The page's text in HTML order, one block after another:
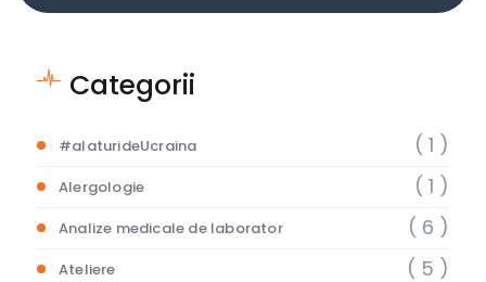
Categorii
#alaturideUcraina ( 1 )
Alergologie ( 1 )
Analize medicale de laborator ( 6 )
Ateliere ( 5 )